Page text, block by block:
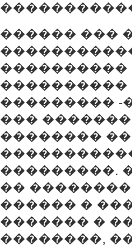
������ ���
����������
����������
��������� -
���
��������
���������.
��
������ �
������� �
��������,